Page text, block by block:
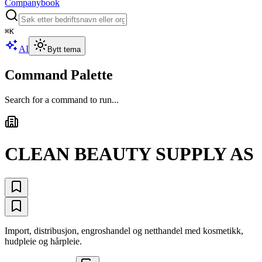
Companybook
⌘K
AI Bytt tema
Command Palette
Search for a command to run...
CLEAN BEAUTY SUPPLY AS
Import, distribusjon, engroshandel og netthandel med kosmetikk,
hudpleie og hårpleie.